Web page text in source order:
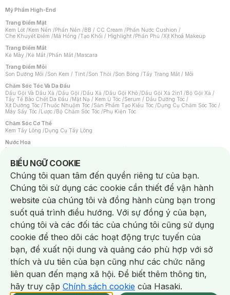
NowFree 2H Giao Nhanh Miễn Phí 2H Xem chi tiết
Mỹ Phẩm High-End
Trang Điểm Mặt
Kem Lót /Kem Nền /Phấn Nền /BB / CC Cream /Phấn Nước Cushion /
Che Khuyết Điểm /Má Hồng /Tạo Khối / Highlight /Phấn Phủ /Xịt Khoá Makeup
Trang Điểm Mắt
Kẻ Mày /Kẻ Mắt /Phấn Mắt /Mascara
Trang Điểm Môi
Son Dưỡng Môi /Son Kem / Tint /Son Thỏi /Son Bóng /Tẩy Trang Mắt / Môi
Chăm Sóc Tóc Và Da Đầu
Dầu Gội Và Dầu Xả /Dầu Gội /Dầu Xả /Dầu Gội Khô /Dầu Gội Xả 2in1 /Bộ Gội Xả /
Tẩy Tế Bào Chết Da Đầu /Mặt Nạ / Kem Ủ Tóc /Serum / Dầu Dưỡng Tóc /
Xịt Dưỡng Tóc /Thuốc Nhuộm Tóc /Sản Phẩm Tạo Kiểu Tóc /Dụng Cụ Chăm Sóc Tóc /
Máy Sấy Tóc /Lược /Bộ Chăm Sóc Tóc /Phụ Kiện Tóc
Chăm Sóc Cơ Thể
Kem Tẩy Lông /Dụng Cụ Tẩy Lông
Nước Hoa
Nước Hoa Nữ
Chăm Sóc Cá Nhân
Chống Muỗi /Khẩu Trang /Máy Massage/Mặt Nạ Xông Hơi /Nước Rửa Tay/
Sản Phẩm Chăm Sóc Khác /Bàn Chải Đánh Răng /Bàn Chải Điện/
Hỗ Trợ Trắng Răng/Kem Đánh Răng /Máy Tăm Nước/ Nước Súc Miệng/
Tăm / Chỉ Nha Khoa/ Xịt Thơm Miệng / Dung Dịch Vệ Sinh/Dưỡng Vùng Kín/
Khăn Ướt Vệ Sinh Vùng Kín/Băng Vệ Sinh/Tampon/Bọt Cạo Râu /Dao Cạo Râu/
Máy Cạo Râu
Vấn Đề Về Da
Da Dầu / Lỗ Chân Lông To/ Da Khô / Mất Nước/ Da Lão Hóa/ Da Mụn/
Da Nhạy Cảm / Kích Ứng
Da Xỉn Màu Thâm / Nám / Tàn Nhang
Quầng Thâm & Bọng Mắt /Sẹo /Viêm Da Cơ Địa
Dụng Cụ / Phụ Kiện Chăm Sóc Da
Bông Tẩy Trang
Khăn Lau Mặt Khô Dụng Cụ / Máy Rửa Mặt Máy Chăm Sóc Da
Dụng Cụ Chăm Sóc Khác
BIỂU NGỮ COOKIE
Notice about cookies usage
Chúng tôi quan tâm đến quyền riêng tư của bạn.
Chúng tôi sử dụng các cookie cần thiết để vận hành
website của chúng tôi và đồng hành cùng bạn trong
suốt quá trình điều hướng. Với sự đồng ý của bạn,
chúng tôi và các đối tác của chúng tôi cũng sử dụng
cookie để theo dõi các hoạt động trực tuyến của
bạn, đề xuất nội dung và quảng cáo phù hợp với sở
thích và ưu tiên của bạn cũng như các chức năng
liên quan đến mạng xã hội. Để biết thêm thông tin,
hãy truy cập Chính sách cookie của Hasaki.